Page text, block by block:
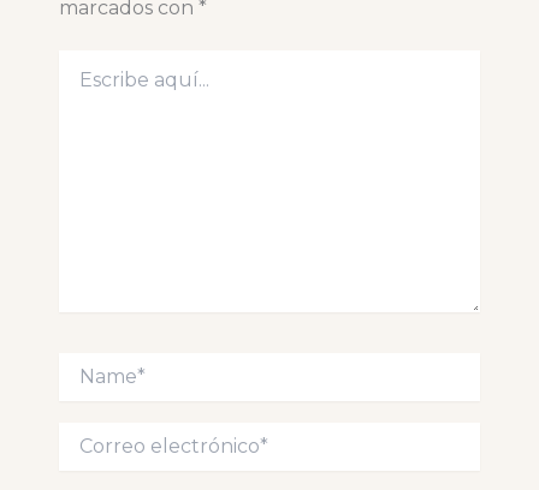
marcados con *
aquí...
Name*
Correo
electrónico*